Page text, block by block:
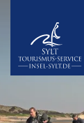
Insel Sylt